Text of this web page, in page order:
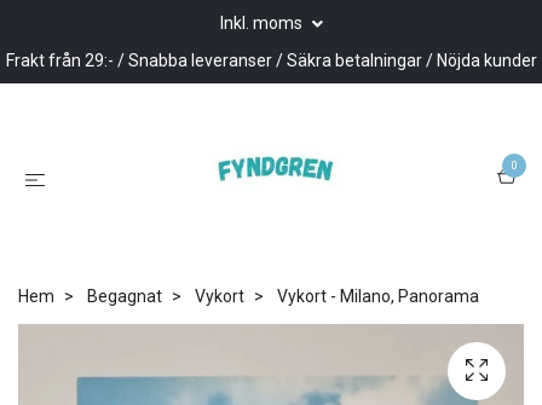
Inkl. moms
Frakt från 29:- / Snabba leveranser / Säkra betalningar / Nöjda kunder
0
Hem Begagnat Vykort Vykort - Milano, Panorama